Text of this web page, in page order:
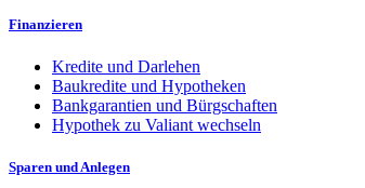
Finanzieren
Kredite und Darlehen
Baukredite und Hypotheken
Bankgarantien und Bürgschaften
Hypothek zu Valiant wechseln
Sparen und Anlegen